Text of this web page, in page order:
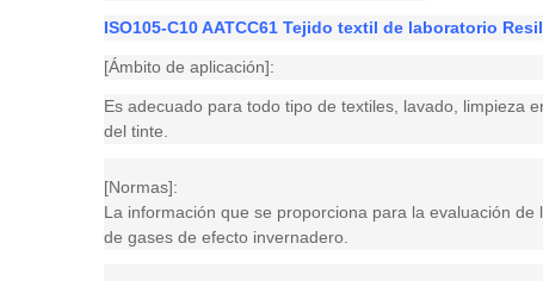
ISO105-C10 AATCC61 Tejido textil de laboratorio
[Ámbito de aplicación]:
Es adecuado para todo tipo de textiles, lavado, limpieza
del tinte.
[Normas]:
La información que se proporciona para la evaluación
de gases de efecto invernadero.